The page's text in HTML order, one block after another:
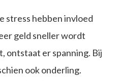
stress hebben invloed
geld sneller wordt
ontstaat er spanning. Bij
ook onderling.